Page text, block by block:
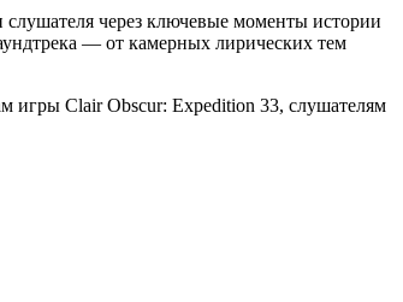
через ключевые моменты истории
— от камерных лирических тем
игры Clair Obscur: Expedition 33, слушателям